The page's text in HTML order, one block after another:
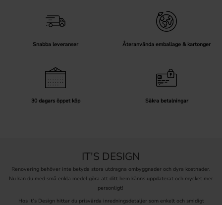
Snabba leveranser Återanvända emballage & kartonger
30 dagars öppet köp Säkra betalningar
IT'S DESIGN
Renovering behöver inte betyda stora utdragna ombyggnader och dyra kostnader.
Nu kan du med små enkla medel göra att ditt hem känns uppdaterat och mycket mer
personligt!
Hos It’s Design hittar du prisvärda inredningsdetaljer som enkelt och smidigt